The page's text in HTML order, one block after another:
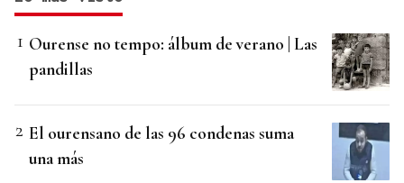
Ourense no tempo: álbum de verano | Las
pandillas
El ourensano de las 96 condenas suma
una más